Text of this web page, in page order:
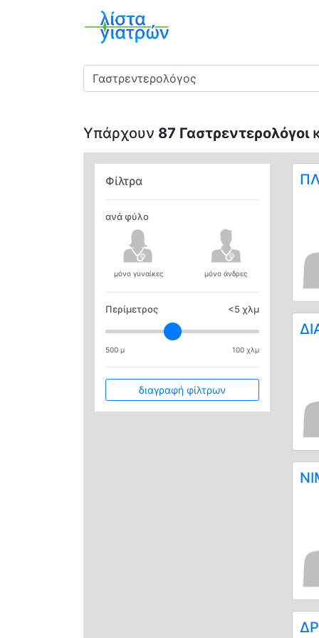
Ειδικότητα
Υπάρχουν 87 Γαστρεντερολόγοι
Φίλτρα
ανά φύλο
μόνο γυναίκες μόνο άνδρες
Περίμετρος <5 χλμ
500 μ 100 χλμ
διαγραφή φίλτρων